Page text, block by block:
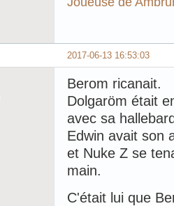
2017-06-13 16:53:03
Berom ricanait.
Dolgaröm était
avec sa
Edwin avait son
et Nuke Z se
main.
C'était lui que